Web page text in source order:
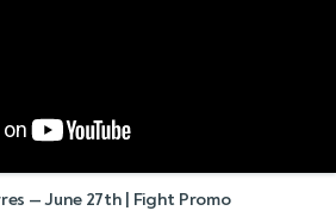
— June 27th | Fight Promo